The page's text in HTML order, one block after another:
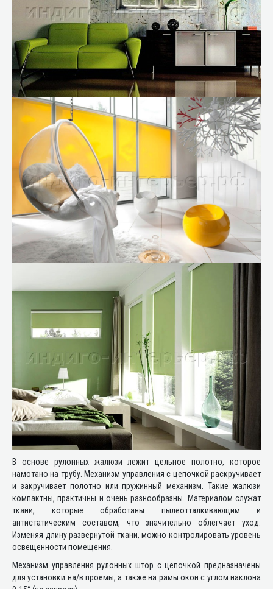
В основе рулонных жалюзи лежит цельное полотно, которое
намотано на трубу. Механизм управления с цепочкой раскручивает
и закручивает полотно или пружинный механизм. Такие жалюзи
компактны, практичны и очень разнообразны. Материалом служат
ткани, которые обработаны пылеотталкивающим и
антистатическим составом, что значительно облегчает уход.
Изменяя длину развернутой ткани, можно контролировать уровень
освещенности помещения.
Механизм управления рулонных штор с цепочкой предназначены
для установки на/в проемы, а также на рамы окон с углом наклона